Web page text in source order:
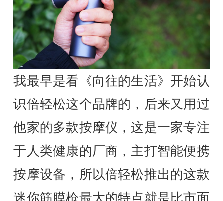
我最早是看《向往的生活》开始认
识倍轻松这个品牌的，后来又用过
他家的多款按摩仪，这是一家专注
于人类健康的厂商，主打智能便携
按摩设备，所以倍轻松推出的这款
迷你筋膜枪最大的特点就是比市面